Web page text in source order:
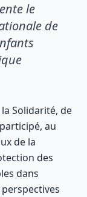
le
de
Solidarité, de
au
de la
des
dans